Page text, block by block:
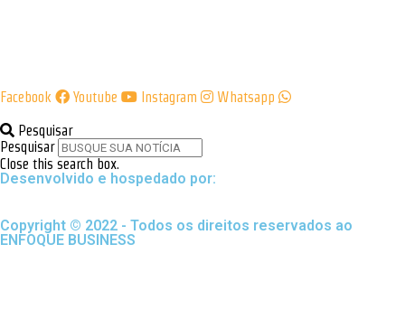
Facebook Youtube Instagram Whatsapp
Pesquisar
Pesquisar
Close this search box.
Desenvolvido e hospedado por:
Copyright © 2022 - Todos os direitos reservados ao
ENFOQUE BUSINESS